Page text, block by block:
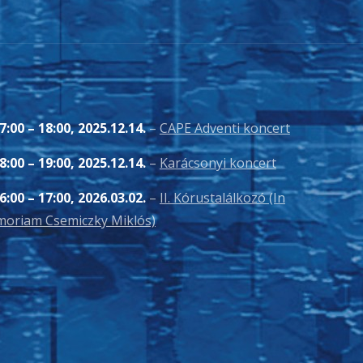
–18:00,2025.12.14.– CAPE Adventi koncert
– 19:00,2025.12.14.– Karácsonyi koncert
–17:00, 2026.03.02.– II. Kórustalálkozó (In
Csemiczky Miklós)